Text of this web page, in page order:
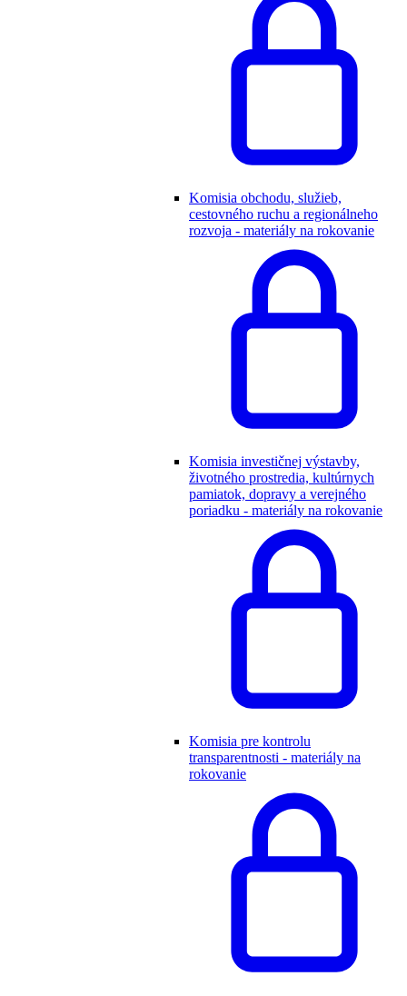
Komisia obchodu, služieb,
cestovného ruchu a regionálneho
rozvoja - materiály na rokovanie
Komisia investičnej výstavby,
životného prostredia, kultúrnych
pamiatok, dopravy a verejného
poriadku - materiály na rokovanie
Komisia pre kontrolu
transparentnosti - materiály na
rokovanie